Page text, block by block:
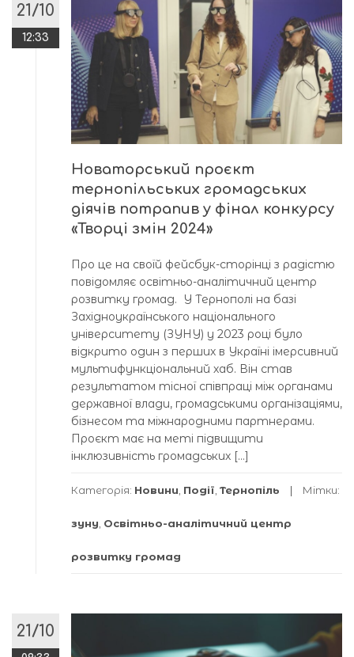
21/10
12:33
Новаторський проєкт
тернопільських громадських
діячів потрапив у фінал конкурсу
«Творці змін 2024»
Про це на своїй фейсбук-сторінці з радістю
повідомляє освітньо-аналітичний центр
розвитку громад. У Тернополі на базі
Західноукраїнського національного
університету (ЗУНУ) у 2023 році було
відкрито один з перших в Україні імерсивний
мультифункціональний хаб. Він став
результатом тісної співпраці між органами
державної влади, громадськими організаціями,
бізнесом та міжнародними партнерами.
Проєкт має на меті підвищити
інклюзивність громадських […]
Категорія: Новини Події Тернопіль Мітки:
зуну Освітньо-аналітичний центр
розвитку громад
21/10